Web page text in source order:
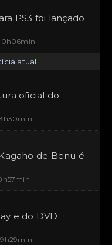
PS3 foi lançado
atual
oficial do
de Benu é
e do DVD